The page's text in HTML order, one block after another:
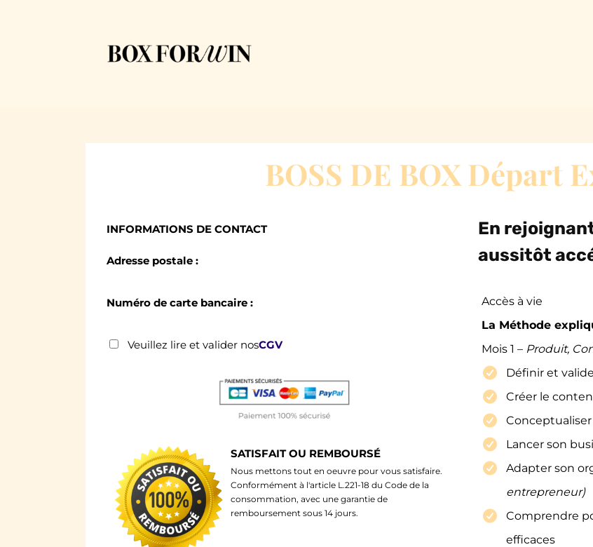
BOSS DE BOX Départ
INFORMATIONS DE CONTACT
Adresse postale :
Numéro de carte bancaire :
Veuillez lire et valider nosCGV
SATISFAIT OU REMBOURSÉ
Nous mettons tout en oeuvre pour vous satisfaire.
Conformément à l'article L.221-18 du Code de la
consommation, avec une garantie de
remboursement sous 14 jours.
En
aussitôt
Accès à vie
La Méthode
Mois 1 – Produit,
Définir et
Créer le
Lancer son
Adapter son
entrepreneur)
Comprendre
efficaces